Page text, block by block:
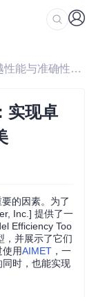
/ 探秘高效能AI模型动物园：实现卓越性能与准确性的量化之美
实现卓
的因素。为了
Inc.] 提供了一
Efficiency Too
，并展示了它们
用AIMET ，一
时，也能实现